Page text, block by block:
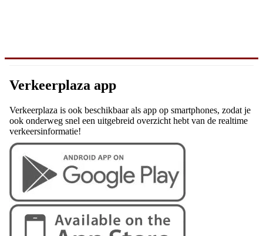
Verkeerplaza app
Verkeerplaza is ook beschikbaar als app op smartphones, zodat je
ook onderweg snel een uitgebreid overzicht hebt van de realtime
verkeersinformatie!